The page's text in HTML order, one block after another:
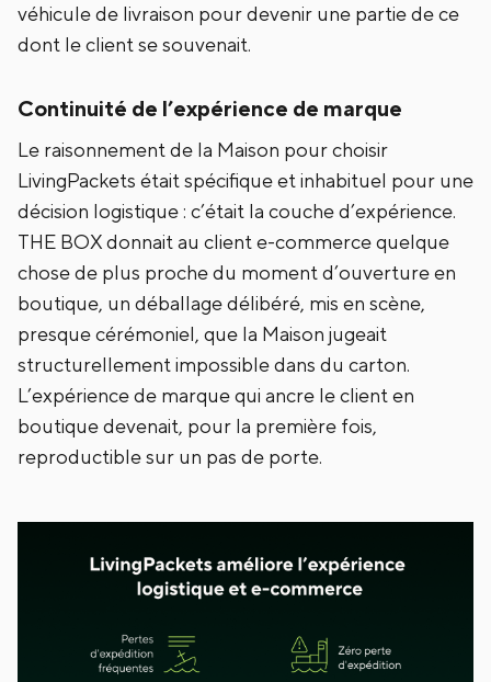
véhicule de livraison pour devenir une partie de ce
dont le client se souvenait.
Continuité de l’expérience de marque
Le raisonnement de la Maison pour choisir
LivingPackets était spécifique et inhabituel pour une
décision logistique : c’était la couche d’expérience.
THE BOX donnait au client e-commerce quelque
chose de plus proche du moment d’ouverture en
boutique, un déballage délibéré, mis en scène,
presque cérémoniel, que la Maison jugeait
structurellement impossible dans du carton.
L’expérience de marque qui ancre le client en
boutique devenait, pour la première fois,
reproductible sur un pas de porte.